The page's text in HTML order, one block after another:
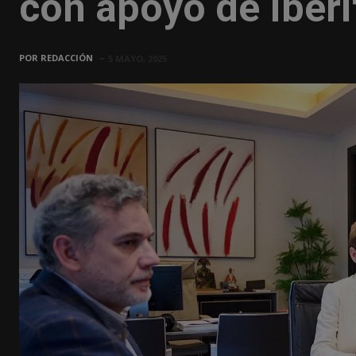
POR REDACCIÓN